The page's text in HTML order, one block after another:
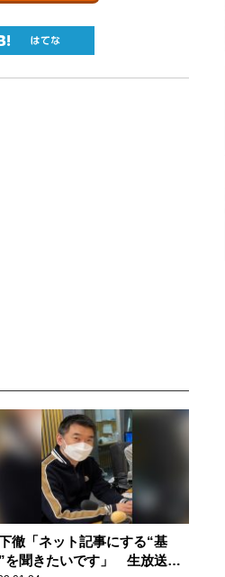
徹「ネット記事にする“基
を聞きたいです」 生放送中